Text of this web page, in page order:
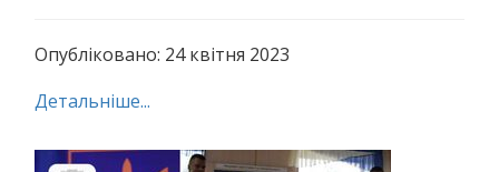
Опубліковано: 24 квітня 2023
Детальніше...